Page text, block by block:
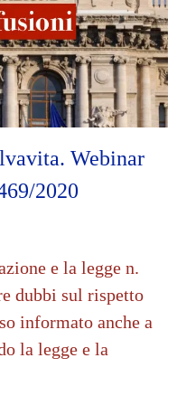
Webinar
2020
e la legge n.
dubbi sul rispetto
informato anche a
la legge e la